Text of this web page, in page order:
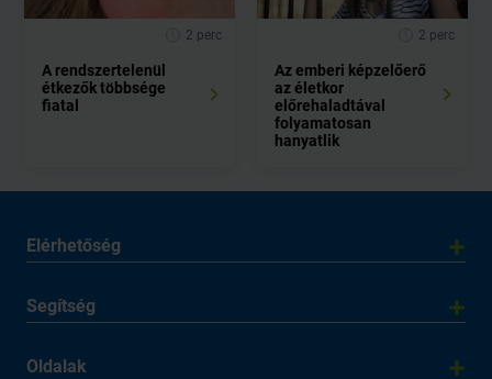
2 perc
A rendszertelenül
étkezők többsége
fiatal
2 perc
Az emberi képzelőerő
az életkor
előrehaladtával
folyamatosan
hanyatlik
Elérhetőség
Segítség
Oldalak